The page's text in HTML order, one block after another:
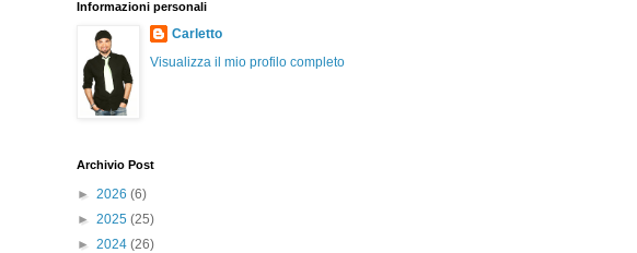
Informazioni personali
Carletto
Visualizza il mio profilo completo
Archivio Post
► 2026 (6)
► 2025 (25)
► 2024 (26)